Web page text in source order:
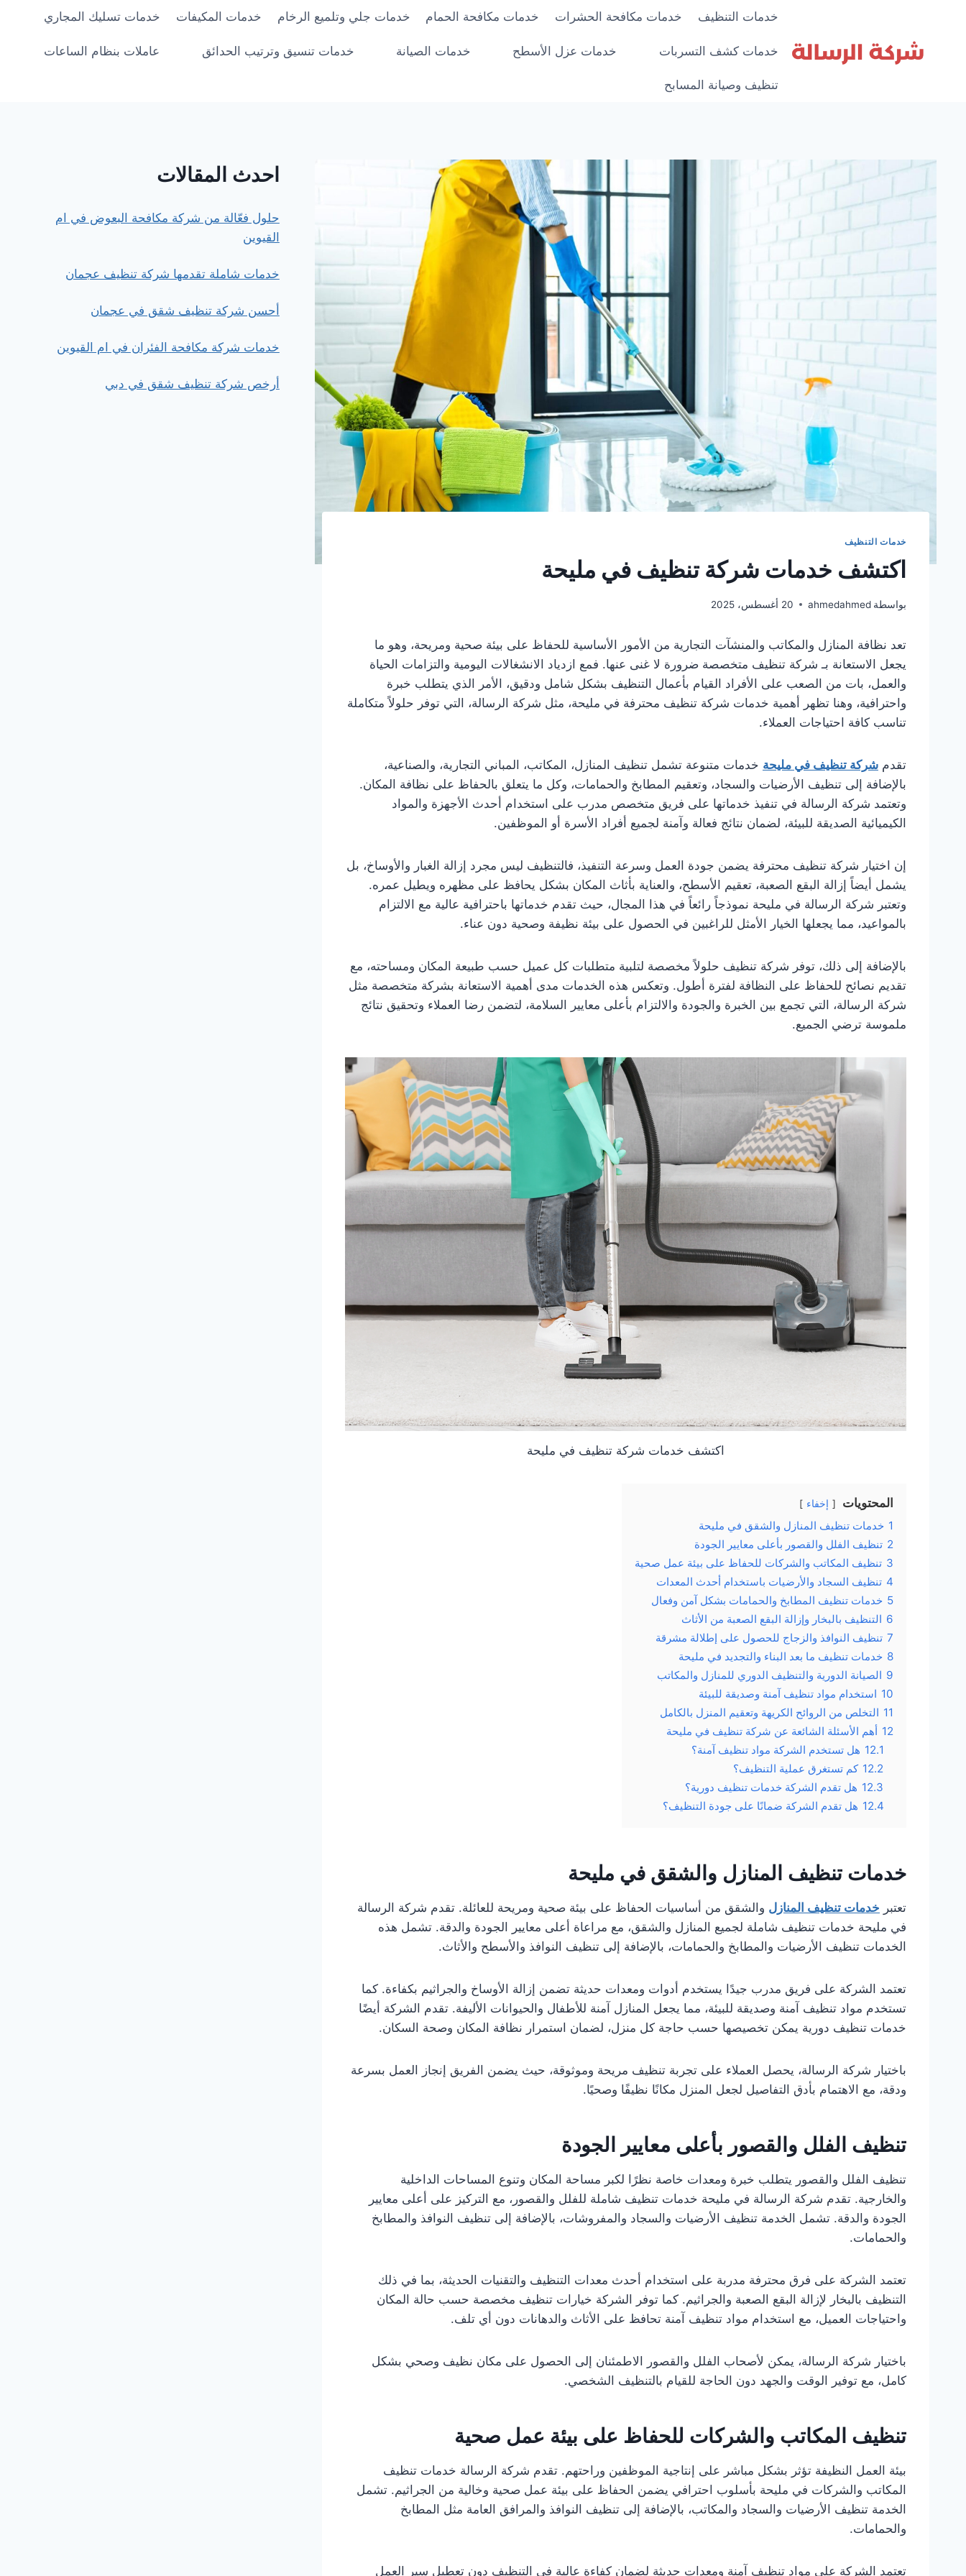
خدمات التنظيف خدمات مكافحة الحشرات خدمات مكافحة الحمام خدمات جلي وتلميع الرخام خدمات المكيفات خدمات تسليك المجاري
خدمات كشف التسربات خدمات عزل الأسطح خدمات الصيانة خدمات تنسيق وترتيب الحدائق عاملات بنظام الساعات
تنظيف وصيانة المسابح
خدمات التنظيف
اكتشف خدمات شركة تنظيف في مليحة
بواسطة ahmedahmed 20 أغسطس، 2025
تعد نظافة المنازل والمكاتب والمنشآت التجارية من الأمور الأساسية للحفاظ على بيئة صحية ومريحة، وهو ما
يجعل الاستعانة بـ شركة تنظيف متخصصة ضرورة لا غنى عنها. فمع ازدياد الانشغالات اليومية والتزامات الحياة
والعمل، بات من الصعب على الأفراد القيام بأعمال التنظيف بشكل شامل ودقيق، الأمر الذي يتطلب خبرة
واحترافية، وهنا تظهر أهمية خدمات شركة تنظيف محترفة في مليحة، مثل شركة الرسالة، التي توفر حلولاً متكاملة
تناسب كافة احتياجات العملاء.
تقدمشركة تنظيف في مليحة خدمات متنوعة تشمل تنظيف المنازل، المكاتب، المباني التجارية، والصناعية،
بالإضافة إلى تنظيف الأرضيات والسجاد، وتعقيم المطابخ والحمامات، وكل ما يتعلق بالحفاظ على نظافة المكان.
وتعتمد شركة الرسالة في تنفيذ خدماتها على فريق متخصص مدرب على استخدام أحدث الأجهزة والمواد
الكيميائية الصديقة للبيئة، لضمان نتائج فعالة وآمنة لجميع أفراد الأسرة أو الموظفين.
إن اختيار شركة تنظيف محترفة يضمن جودة العمل وسرعة التنفيذ، فالتنظيف ليس مجرد إزالة الغبار والأوساخ، بل
يشمل أيضاً إزالة البقع الصعبة، تعقيم الأسطح، والعناية بأثاث المكان بشكل يحافظ على مظهره ويطيل عمره.
وتعتبر شركة الرسالة في مليحة نموذجاً رائعاً في هذا المجال، حيث تقدم خدماتها باحترافية عالية مع الالتزام
بالمواعيد، مما يجعلها الخيار الأمثل للراغبين في الحصول على بيئة نظيفة وصحية دون عناء.
بالإضافة إلى ذلك، توفر شركة تنظيف حلولاً مخصصة لتلبية متطلبات كل عميل حسب طبيعة المكان ومساحته، مع
تقديم نصائح للحفاظ على النظافة لفترة أطول. وتعكس هذه الخدمات مدى أهمية الاستعانة بشركة متخصصة مثل
شركة الرسالة، التي تجمع بين الخبرة والجودة والالتزام بأعلى معايير السلامة، لتضمن رضا العملاء وتحقيق نتائج
ملموسة ترضي الجميع.
اكتشف خدمات شركة تنظيف في مليحة
المحتويات إخفاء
1 خدمات تنظيف المنازل والشقق في مليحة
2 تنظيف الفلل والقصور بأعلى معايير الجودة
3 تنظيف المكاتب والشركات للحفاظ على بيئة عمل صحية
4 تنظيف السجاد والأرضيات باستخدام أحدث المعدات
5 خدمات تنظيف المطابخ والحمامات بشكل آمن وفعال
6 التنظيف بالبخار وإزالة البقع الصعبة من الأثاث
7 تنظيف النوافذ والزجاج للحصول على إطلالة مشرقة
8 خدمات تنظيف ما بعد البناء والتجديد في مليحة
9 الصيانة الدورية والتنظيف الدوري للمنازل والمكاتب
10 استخدام مواد تنظيف آمنة وصديقة للبيئة
11 التخلص من الروائح الكريهة وتعقيم المنزل بالكامل
12 أهم الأسئلة الشائعة عن شركة تنظيف في مليحة
12.1 هل تستخدم الشركة مواد تنظيف آمنة؟
12.2 كم تستغرق عملية التنظيف؟
12.3 هل تقدم الشركة خدمات تنظيف دورية؟
12.4 هل تقدم الشركة ضمانًا على جودة التنظيف؟
خدمات تنظيف المنازل والشقق في مليحة
تعتبر خدمات تنظيف المنازل والشقق من أساسيات الحفاظ على بيئة صحية ومريحة للعائلة. تقدم شركة الرسالة
في مليحة خدمات تنظيف شاملة لجميع المنازل والشقق، مع مراعاة أعلى معايير الجودة والدقة. تشمل هذه
الخدمات تنظيف الأرضيات والمطابخ والحمامات، بالإضافة إلى تنظيف النوافذ والأسطح والأثاث.
تعتمد الشركة على فريق مدرب جيدًا يستخدم أدوات ومعدات حديثة تضمن إزالة الأوساخ والجراثيم بكفاءة. كما
تستخدم مواد تنظيف آمنة وصديقة للبيئة، مما يجعل المنازل آمنة للأطفال والحيوانات الأليفة. تقدم الشركة أيضًا
خدمات تنظيف دورية يمكن تخصيصها حسب حاجة كل منزل، لضمان استمرار نظافة المكان وصحة السكان.
باختيار شركة الرسالة، يحصل العملاء على تجربة تنظيف مريحة وموثوقة، حيث يضمن الفريق إنجاز العمل بسرعة
ودقة، مع الاهتمام بأدق التفاصيل لجعل المنزل مكانًا نظيفًا وصحيًا.
تنظيف الفلل والقصور بأعلى معايير الجودة
تنظيف الفلل والقصور يتطلب خبرة ومعدات خاصة نظرًا لكبر مساحة المكان وتنوع المساحات الداخلية
والخارجية. تقدم شركة الرسالة في مليحة خدمات تنظيف شاملة للفلل والقصور، مع التركيز على أعلى معايير
الجودة والدقة. تشمل الخدمة تنظيف الأرضيات والسجاد والمفروشات، بالإضافة إلى تنظيف النوافذ والمطابخ
والحمامات.
تعتمد الشركة على فرق محترفة مدربة على استخدام أحدث معدات التنظيف والتقنيات الحديثة، بما في ذلك
التنظيف بالبخار لإزالة البقع الصعبة والجراثيم. كما توفر الشركة خيارات تنظيف مخصصة حسب حالة المكان
واحتياجات العميل، مع استخدام مواد تنظيف آمنة تحافظ على الأثاث والدهانات دون أي تلف.
باختيار شركة الرسالة، يمكن لأصحاب الفلل والقصور الاطمئنان إلى الحصول على مكان نظيف وصحي بشكل
كامل، مع توفير الوقت والجهد دون الحاجة للقيام بالتنظيف الشخصي.
تنظيف المكاتب والشركات للحفاظ على بيئة عمل صحية
بيئة العمل النظيفة تؤثر بشكل مباشر على إنتاجية الموظفين وراحتهم. تقدم شركة الرسالة خدمات تنظيف
المكاتب والشركات في مليحة بأسلوب احترافي يضمن الحفاظ على بيئة عمل صحية وخالية من الجراثيم. تشمل
الخدمة تنظيف الأرضيات والسجاد والمكاتب، بالإضافة إلى تنظيف النوافذ والمرافق العامة مثل المطابخ
والحمامات.
تعتمد الشركة على مواد تنظيف آمنة ومعدات حديثة لضمان كفاءة عالية في التنظيف دون تعطيل سير العمل
احدث المقالات
حلول فعّالة من شركة مكافحة البعوض في ام
القيوين
خدمات شاملة تقدمها شركة تنظيف عجمان
أحسن شركة تنظيف شقق في عجمان
خدمات شركة مكافحة الفئران في ام القيوين
أرخص شركة تنظيف شقق في دبي